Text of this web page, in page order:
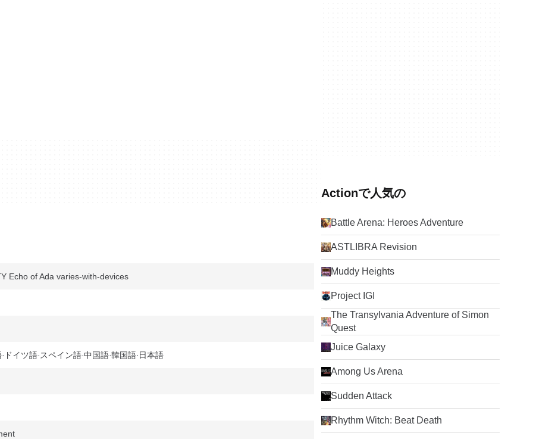
Echo of Ada varies-with-devices
ドイツ語 スペイン語 中国語 韓国語 日本語
Actionで人気の
Battle Arena: Heroes Adventure
ASTLIBRA Revision
Muddy Heights
Project IGI
The Transylvania Adventure of Simon
Quest
Juice Galaxy
Among Us Arena
Sudden Attack
Rhythm Witch: Beat Death